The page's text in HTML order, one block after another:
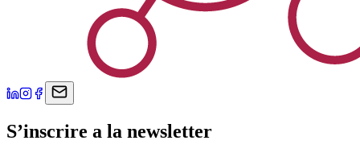
S’inscrire a la newsletter